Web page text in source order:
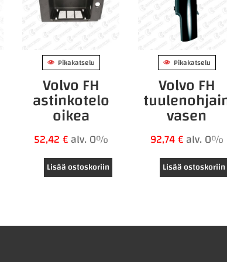
Pikakatselu
Volvo FH
astinkotelo
oikea
52,42€alv. 0%
Lisää ostoskoriin
Pikakatselu
Volvo FH
vasen
92,74€alv. 0%
Lisää ostoskoriin